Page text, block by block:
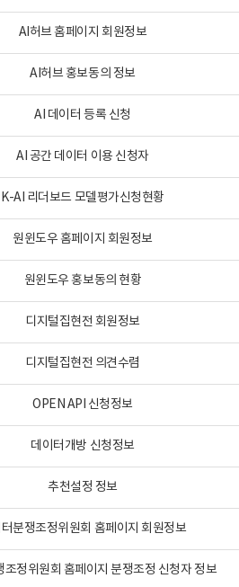
AI허브 홈페이지 회원정보
AI허브 홍보동의 정보
AI 데이터 등록 신청
AI 공간 데이터 이용 신청자
K-AI 리더보드 모델평가신청현황
원윈도우 홈페이지 회원정보
원윈도우 홍보동의 현황
디지털집현전 회원정보
디지털집현전 의견수렴
OPEN API 신청정보
데이터개방 신청정보
추천설정 정보
분쟁조정위원회 홈페이지 회원정보
조정위원회 홈페이지 분쟁조정 신청자 정보